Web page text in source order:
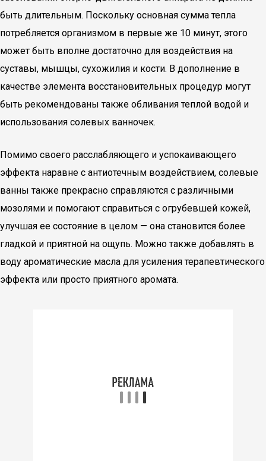
быть длительным. Поскольку основная сумма тепла
потребляется организмом в первые же 10 минут, этого
может быть вполне достаточно для воздействия на
суставы, мышцы, сухожилия и кости. В дополнение в
качестве элемента восстановительных процедур могут
быть рекомендованы также обливания теплой водой и
использования солевых ванночек.
Помимо своего расслабляющего и успокаивающего
эффекта наравне с антиотечным воздействием, солевые
ванны также прекрасно справляются с различными
мозолями и помогают справиться с огрубевшей кожей,
улучшая ее состояние в целом — она становится более
гладкой и приятной на ощупь. Можно также добавлять в
воду ароматические масла для усиления терапевтического
эффекта или просто приятного аромата.